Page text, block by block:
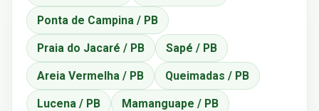
Ponta de Campina / PB
Praia do Jacaré / PB Sapé / PB
Areia Vermelha / PB Queimadas / PB
Lucena / PB Mamanguape / PB